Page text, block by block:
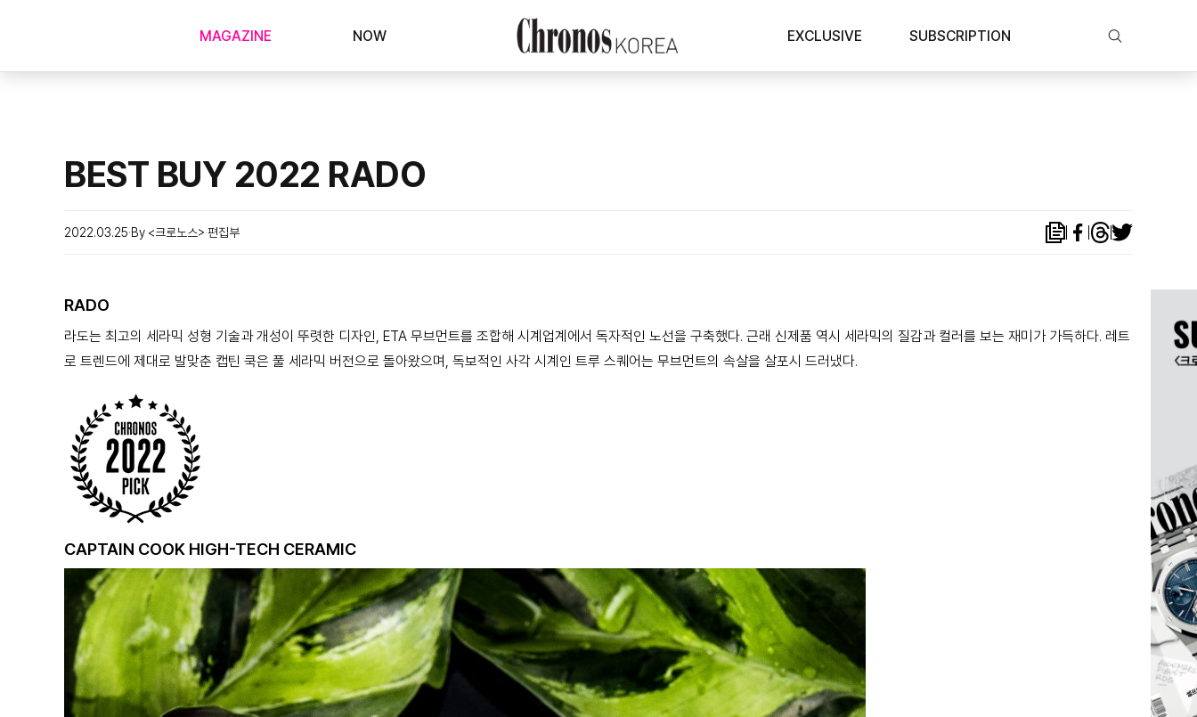
MAGAZINE NOW EXCLUSIVE SUBSCRIPTION
BEST BUY 2022 RADO
2022.03.25 By <크로노스> 편집부
RADO
라도는 최고의 세라믹 성형 기술과 개성이 뚜렷한 디자인, ETA 무브먼트를 조합해 시계업계에서 독자적인 노선을 구축했다. 근래 신제품 역시 세라믹의 질감과 컬러를 보는 재미가 가득하다. 레트
로 트렌드에 제대로 발맞춘 캡틴 쿡은 풀 세라믹 버전으로 돌아왔으며, 독보적인 사각 시계인 트루 스퀘어는 무브먼트의 속살을 살포시 드러냈다.
CAPTAIN COOK HIGH-TECH CERAMIC